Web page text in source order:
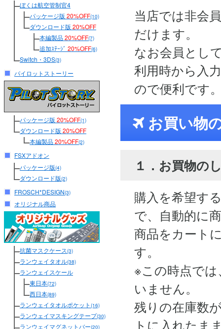
ぼくは航空管制官4
パッケージ版 20%OFF(10)
ダウンロード版 20%OFF
本編製品20%OFF(7)
追加ｽﾃｰｼﾞ 20%OFF(6)
Switch・3DS(3)
パイロットストーリー
パッケージ版 20%OFF(1)
ダウンロード版 20%OFF
本編製品20%OFF(2)
FSXアドオン
パッケージ版(4)
ダウンロード版(2)
FROSCH*DESIGN(3)
オリジナル商品
抗菌マスクケース(3)
ランウェイタオル(38)
ランウェイスケール
東日本(72)
西日本(89)
ランウェイタオルポケット (16)
ランウェイマスキングテープ(30)
ランウェイマグネットバー(20)
当店では非会
だけます。
なお会員とし
利用時から入
ので便利です
お買い物
１．お買物の
購入を希望す
で、自動的に
商品をカート
す。
※この時点で
いません。
残りの在庫数
トに入れたま